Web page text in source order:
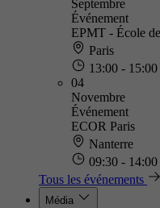
Septembre
Événement
EPMT - École
Paris
13:00 - 15:00
04
Novembre
Événement
ECOR Paris
Nanterre
09:30 - 14:00
Tous les événements
Média